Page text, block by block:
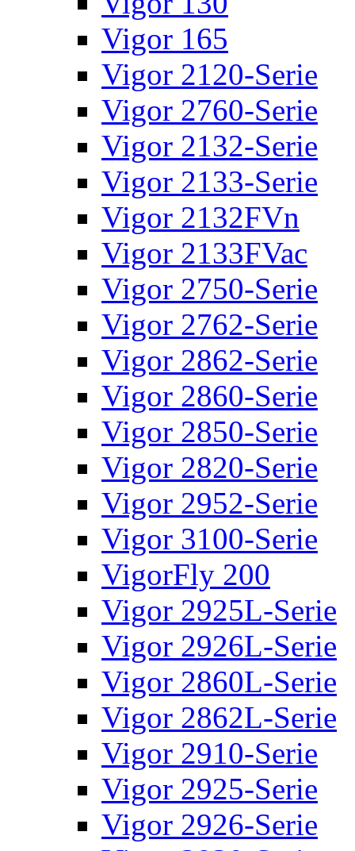
Vigor 165
Vigor 2120-Serie
Vigor 2760-Serie
Vigor 2132-Serie
Vigor 2133-Serie
Vigor 2132FVn
Vigor 2133FVac
Vigor 2750-Serie
Vigor 2762-Serie
Vigor 2862-Serie
Vigor 2860-Serie
Vigor 2850-Serie
Vigor 2820-Serie
Vigor 2952-Serie
Vigor 3100-Serie
VigorFly 200
Vigor 2925L-Serie
Vigor 2926L-Serie
Vigor 2860L-Serie
Vigor 2862L-Serie
Vigor 2910-Serie
Vigor 2925-Serie
Vigor 2926-Serie